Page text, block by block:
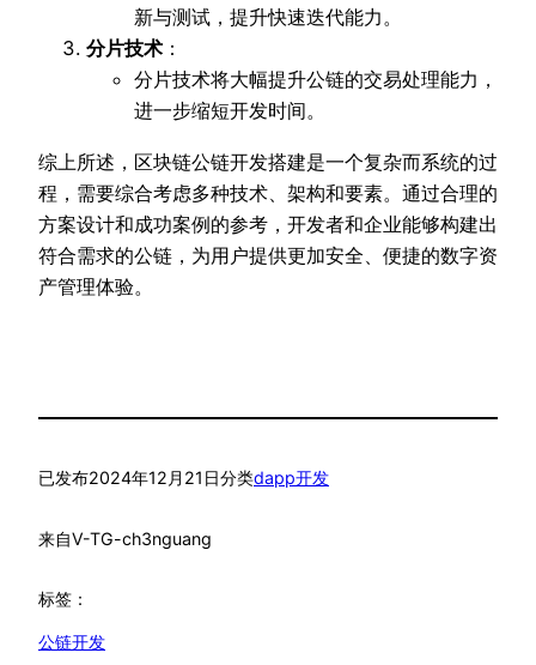
新与测试，提升快速迭代能力。
分片技术 ：
分片技术将大幅提升公链的交易处理能力，
进一步缩短开发时间。
综上所述，区块链公链开发搭建是一个复杂而系统的过
程，需要综合考虑多种技术、架构和要素。通过合理的
方案设计和成功案例的参考，开发者和企业能够构建出
符合需求的公链，为用户提供更加安全、便捷的数字资
产管理体验。
已发布2024年12月21日分类dapp开发
来自V-TG-ch3nguang
标签：
公链开发